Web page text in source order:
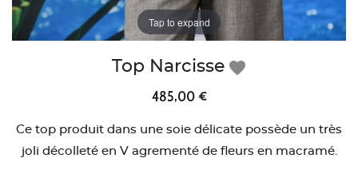
Tap to expand
Top Narcisse favorite
485,00 €
Ce top produit dans une soie délicate possède un très
joli décolleté en V agrementé de fleurs en macramé.